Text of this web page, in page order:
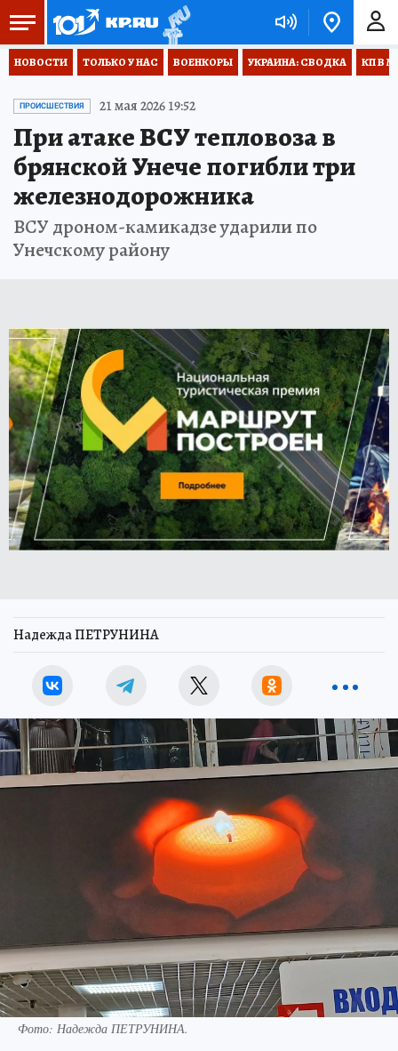
НОВОСТИ ТОЛЬКО У НАС ВОЕНКОРЫ УКРАИНА: СВОДКА КП В
ПРОИСШЕСТВИЯ 21 мая 2026 19:52
При атаке ВСУ тепловоза в
брянской Унече погибли три
железнодорожника
ВСУ дроном-камикадзе ударили по
Унечскому району
Надежда ПЕТРУНИНА
Фото: Надежда ПЕТРУНИНА.